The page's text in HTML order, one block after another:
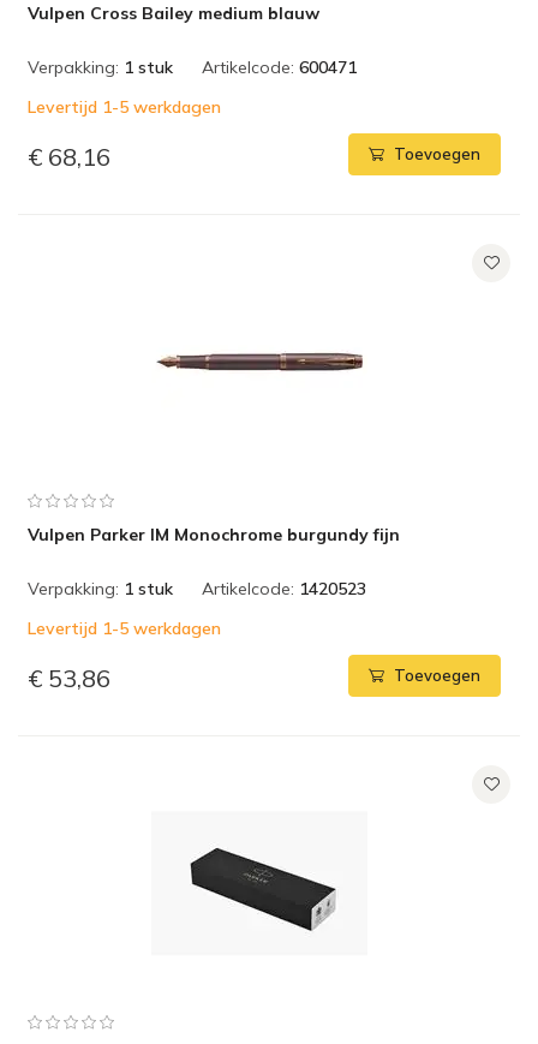
Vulpen Cross Bailey medium blauw
Verpakking: 1 stuk Artikelcode: 600471
Levertijd 1-5 werkdagen
€ 68,16 Toevoegen
Vulpen Parker IM Monochrome burgundy fijn
Verpakking: 1 stuk Artikelcode: 1420523
Levertijd 1-5 werkdagen
€ 53,86 Toevoegen